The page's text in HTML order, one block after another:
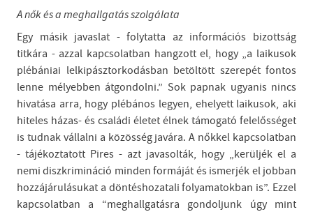
A nők és a meghallgatás szolgálata
Egy másik javaslat - folytatta az információs bizottság
titkára - azzal kapcsolatban hangzott el, hogy „a laikusok
plébániai lelkipásztorkodásban betöltött szerepét fontos
lenne mélyebben átgondolni.” Sok papnak ugyanis nincs
hivatása arra, hogy plébános legyen, ehelyett laikusok, aki
hiteles házas- és családi életet élnek támogató felelősséget
is tudnak vállalni a közösség javára. A nőkkel kapcsolatban
- tájékoztatott Pires - azt javasolták, hogy „kerüljék el a
nemi diszkrimináció minden formáját és ismerjék el jobban
hozzájárulásukat a döntéshozatali folyamatokban is”. Ezzel
kapcsolatban a “meghallgatásra gondoljunk úgy mint